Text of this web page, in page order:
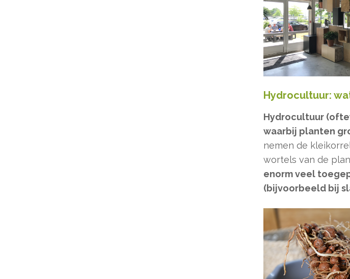
Hydrocultuur:
Hydrocultuur
waarbij planten
nemen de
wortels van de
enorm veel
(bijvoorbeeld bij